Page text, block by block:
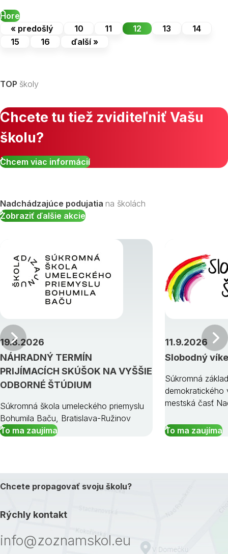
Hore
« predošlý
10 11 12 13
14
15
16 ďalší »
TOP školy
Chcete tu tiež zviditeľniť Vašu
školu?
Chcem viac informácií
Nadchádzajúce podujatia na školách
Zobraziť ďalšie akcie
NÁHRADNÝ TERMÍN
PRIJÍMACÍCH SKÚŠOK NA VYŠŠIE
ODBORNÉ ŠTÚDIUM
19.8.2026
Súkromná škola umeleckého priemyslu
Bohumila Baču, Bratislava-Ružinov
To ma zaujíma
Slobodný
11.9.2026
Súkromná
demokratického
mestská časť
To ma zaujíma
Predchádzajúci
Chcete propagovať svoju školu?
Rýchly kontakt
info@zoznamskol.eu